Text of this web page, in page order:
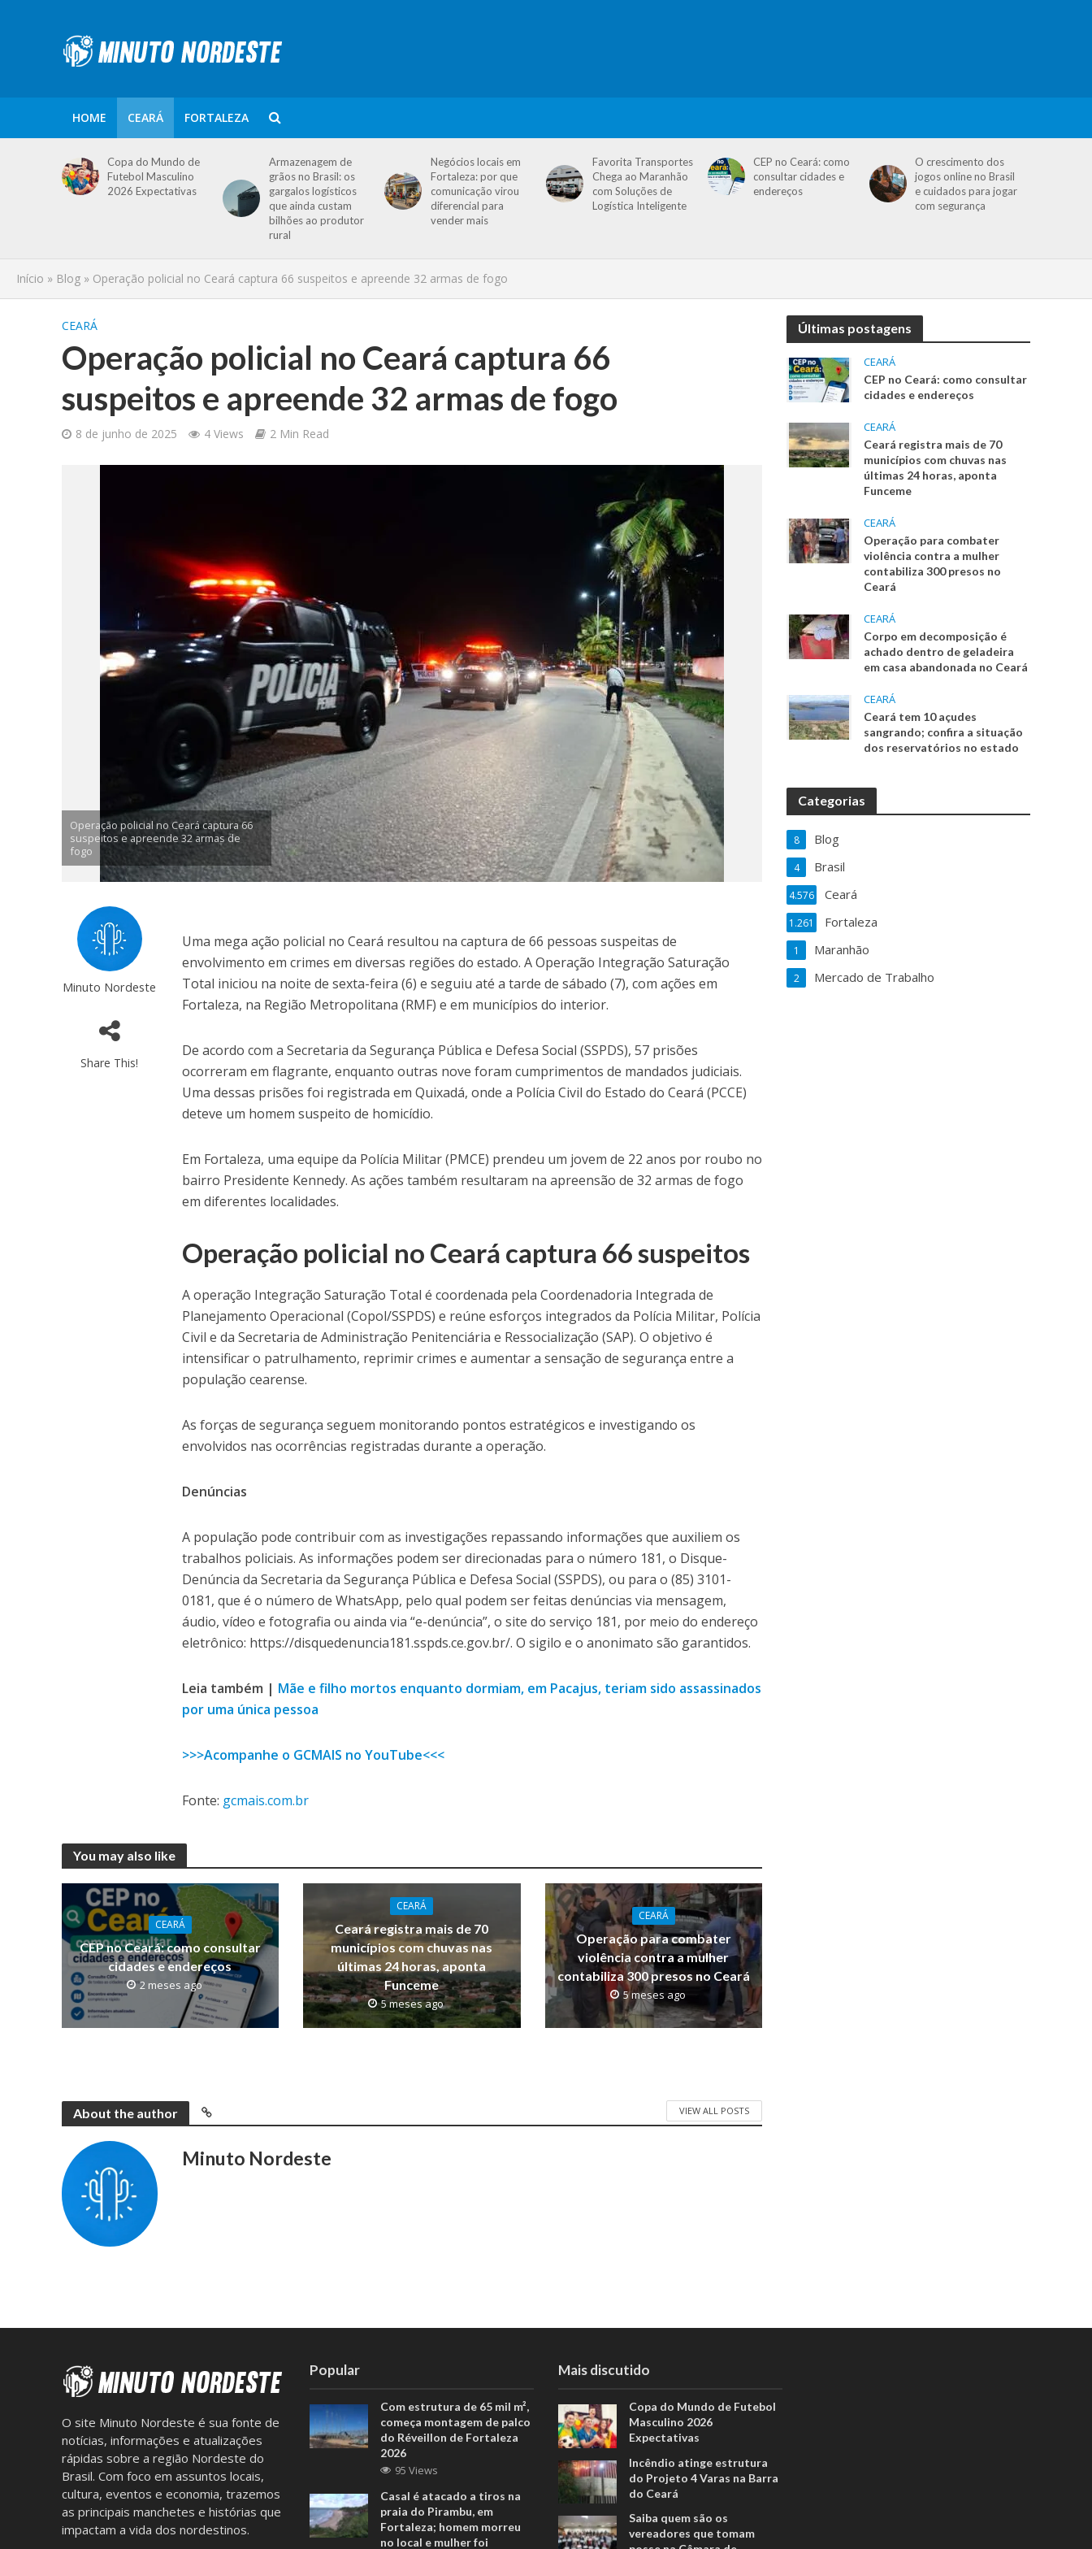
HOME CEARÁ FORTALEZA
Copa do Mundo de
Futebol Masculino
2026 Expectativas
Armazenagem de
grãos no Brasil: os
gargalos logísticos
que ainda custam
bilhões ao produtor
rural
Negócios locais em
Fortaleza: por que
comunicação virou
diferencial para
vender mais
Favorita Transportes
Chega ao Maranhão
com Soluções de
Logística Inteligente
CEP no Ceará: como
consultar cidades e
endereços
O crescimento dos
jogos online no Brasil
e cuidados para jogar
com segurança
Início » Blog » Operação policial no Ceará captura 66 suspeitos e apreende 32 armas de fogo
CEARÁ
Operação policial no Ceará captura 66
suspeitos e apreende 32 armas de fogo
8 de junho de 2025 4 Views 2 Min Read
Operação policial no Ceará captura 66
suspeitos e apreende 32 armas de
fogo
Minuto Nordeste
Share This!
Uma mega ação policial no Ceará resultou na captura de 66 pessoas suspeitas de
envolvimento em crimes em diversas regiões do estado. A Operação Integração Saturação
Total iniciou na noite de sexta-feira (6) e seguiu até a tarde de sábado (7), com ações em
Fortaleza, na Região Metropolitana (RMF) e em municípios do interior.
De acordo com a Secretaria da Segurança Pública e Defesa Social (SSPDS), 57 prisões
ocorreram em flagrante, enquanto outras nove foram cumprimentos de mandados judiciais.
Uma dessas prisões foi registrada em Quixadá, onde a Polícia Civil do Estado do Ceará (PCCE)
deteve um homem suspeito de homicídio.
Em Fortaleza, uma equipe da Polícia Militar (PMCE) prendeu um jovem de 22 anos por roubo no
bairro Presidente Kennedy. As ações também resultaram na apreensão de 32 armas de fogo
em diferentes localidades.
Operação policial no Ceará captura 66 suspeitos
A operação Integração Saturação Total é coordenada pela Coordenadoria Integrada de
Planejamento Operacional (Copol/SSPDS) e reúne esforços integrados da Polícia Militar, Polícia
Civil e da Secretaria de Administração Penitenciária e Ressocialização (SAP). O objetivo é
intensificar o patrulhamento, reprimir crimes e aumentar a sensação de segurança entre a
população cearense.
As forças de segurança seguem monitorando pontos estratégicos e investigando os
envolvidos nas ocorrências registradas durante a operação.
Denúncias
A população pode contribuir com as investigações repassando informações que auxiliem os
trabalhos policiais. As informações podem ser direcionadas para o número 181, o Disque-
Denúncia da Secretaria da Segurança Pública e Defesa Social (SSPDS), ou para o (85) 3101-
0181, que é o número de WhatsApp, pelo qual podem ser feitas denúncias via mensagem,
áudio, vídeo e fotografia ou ainda via “e-denúncia”, o site do serviço 181, por meio do endereço
eletrônico: https://disquedenuncia181.sspds.ce.gov.br/. O sigilo e o anonimato são garantidos.
Leia também | Mãe e filho mortos enquanto dormiam, em Pacajus, teriam sido assassinados
por uma única pessoa
>>>Acompanhe o GCMAIS no YouTube<<<
Fonte: gcmais.com.br
You may also like
CEARÁ
CEP no Ceará: como consultar
cidades e endereços
2 meses ago
CEARÁ
Ceará registra mais de 70
municípios com chuvas nas
últimas 24 horas, aponta
Funceme
5 meses ago
CEARÁ
Operação para combater
violência contra a mulher
contabiliza 300 presos no Ceará
5 meses ago
About the author VIEW ALL POSTS
Minuto Nordeste
Últimas postagens
CEARÁ
CEP no Ceará: como consultar
cidades e endereços
CEARÁ
Ceará registra mais de 70
municípios com chuvas nas
últimas 24 horas, aponta
Funceme
CEARÁ
Operação para combater
violência contra a mulher
contabiliza 300 presos no
Ceará
CEARÁ
Corpo em decomposição é
achado dentro de geladeira
em casa abandonada no Ceará
CEARÁ
Ceará tem 10 açudes
sangrando; confira a situação
dos reservatórios no estado
Categorias
Blog
8
Brasil
4
Ceará
4.576
Fortaleza
1.261
Maranhão
1
Mercado de Trabalho
2
O site Minuto Nordeste é sua fonte de
notícias, informações e atualizações
rápidas sobre a região Nordeste do
Brasil. Com foco em assuntos locais,
cultura, eventos e economia, trazemos
as principais manchetes e histórias que
impactam a vida dos nordestinos.
Popular
Com estrutura de 65 mil m²,
começa montagem de palco
do Réveillon de Fortaleza
2026
95 Views
Casal é atacado a tiros na
praia do Pirambu, em
Fortaleza; homem morreu
no local e mulher foi
Mais discutido
Copa do Mundo de Futebol
Masculino 2026
Expectativas
Incêndio atinge estrutura
do Projeto 4 Varas na Barra
do Ceará
Saiba quem são os
vereadores que tomam